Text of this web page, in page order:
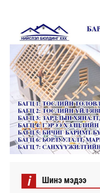
i Шинэ мэдээ